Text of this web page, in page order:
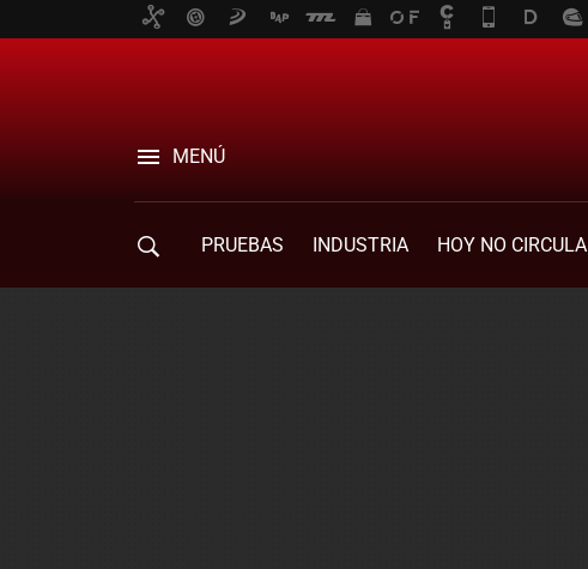
MENÚ
PRUEBAS INDUSTRIA HOY NO CIRCULA